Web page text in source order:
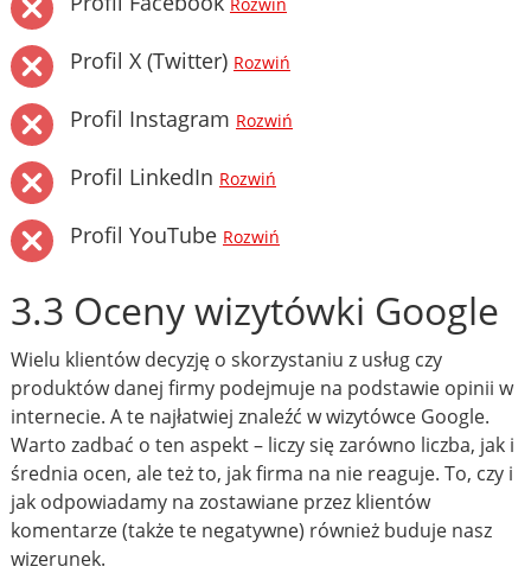
Rozwiń
Profil X (Twitter) Rozwiń
Profil Instagram Rozwiń
Profil LinkedIn Rozwiń
Profil YouTube Rozwiń
3.3 Oceny wizytówki Google
Wielu klientów decyzję o skorzystaniu z usług czy
produktów danej firmy podejmuje na podstawie opinii w
internecie. A te najłatwiej znaleźć w wizytówce Google.
Warto zadbać o ten aspekt – liczy się zarówno liczba, jak i
średnia ocen, ale też to, jak firma na nie reaguje. To, czy i
jak odpowiadamy na zostawiane przez klientów
komentarze (także te negatywne) również buduje nasz
wizerunek.